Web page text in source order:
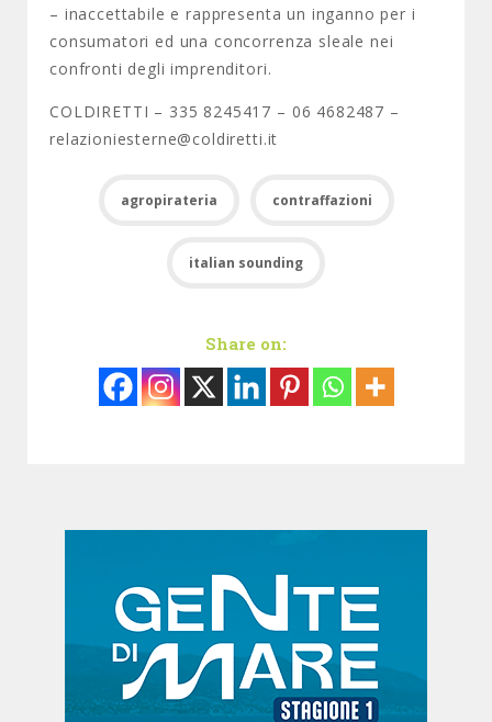
– inaccettabile e rappresenta un inganno per i
consumatori ed una concorrenza sleale nei
confronti degli imprenditori.
COLDIRETTI – 335 8245417 – 06 4682487 –
relazioniesterne@coldiretti.it
agropirateria contraffazioni
italian sounding
Share on: